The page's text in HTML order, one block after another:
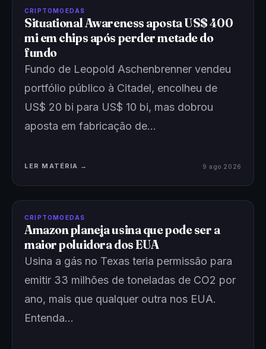
CRIPTOMOEDAS
Situational Awareness aposta US$ 400
mi em chips após perder metade do
fundo
Fundo de Leopold Aschenbrenner vendeu
portfólio público à Citadel, encolheu de
US$ 20 bi para US$ 10 bi, mas dobrou
aposta em fabricação de…
LER MATÉRIA → 9 ago 2026
CRIPTOMOEDAS
Amazon planeja usina que pode ser a
maior poluidora dos EUA
Usina a gás no Texas teria permissão para
emitir 33 milhões de toneladas de CO2 por
ano, mais que qualquer outra nos EUA.
Entenda…